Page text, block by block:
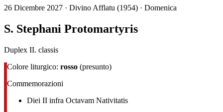
26 Dicembre 2027 · Divino Afflatu (1954) · Domenica
S. Stephani Protomartyris
Duplex II. classis
Colore liturgico: rosso (presunto)
Commemorazioni
Diei II infra Octavam Nativitatis